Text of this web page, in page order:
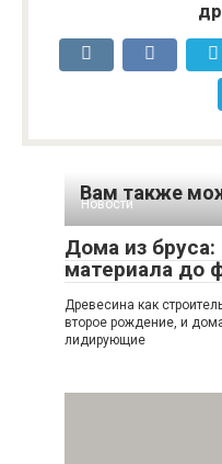
Вам также
Новости
Дома из
материала до
Древесина как
второе рождение, и
лидирующие